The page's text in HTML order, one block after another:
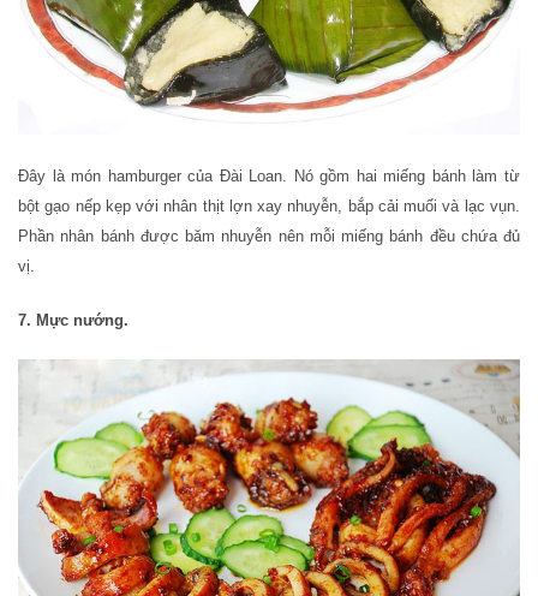
Đây là món hamburger của Đài Loan. Nó gồm hai miếng bánh làm từ
bột gạo nếp kẹp với nhân thịt lợn xay nhuyễn, bắp cải muối và lạc vụn.
Phần nhân bánh được băm nhuyễn nên mỗi miếng bánh đều chứa đủ
vị.
7. Mực nướng.